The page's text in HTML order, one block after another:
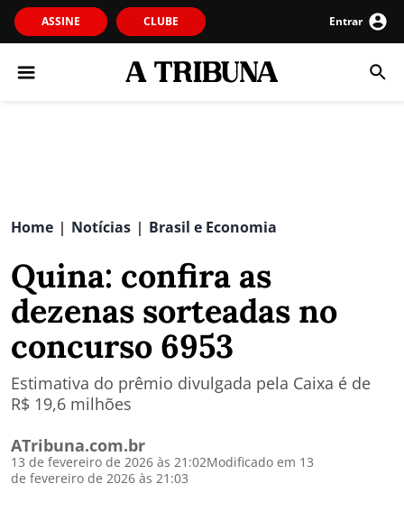
ASSINE CLUBE Entrar
Home | Notícias | Brasil e Economia
Quina: confira as
dezenas sorteadas no
concurso 6953
Estimativa do prêmio divulgada pela Caixa é de
R$ 19,6 milhões
ATribuna.com.br
13 de fevereiro de 2026 às 21:02Modificado em 13
de fevereiro de 2026 às 21:03